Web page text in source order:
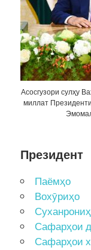
Асосгузори сулҳу
миллат
Президент
Паёмҳо
Вохӯриҳо
Сафарҳои
Сафарҳои